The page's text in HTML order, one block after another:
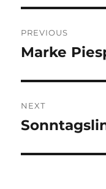
navigation
PREVIOUS
Previous
Marke
NEXT
Next